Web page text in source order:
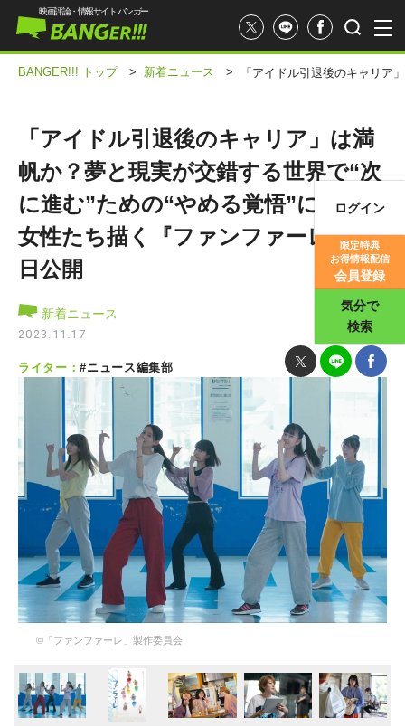
映画記事
映画評論・情報サイト バンガー
ログイン
限定特典
お得情報配信
会員登録
気分で
検索
BANGER!!! トップ > 新着ニュース > 「アイドル引退後のキャリア
「アイドル引退後のキャリア」は満
帆か？夢と現実が交錯する世界で“次
に進む”ための“やめる覚悟”に揺れる
女性たち描く『ファンファーレ』本
日公開
新着ニュース
2023.11.17
ライター：#ニュース編集部
©「ファンファーレ」製作委員会